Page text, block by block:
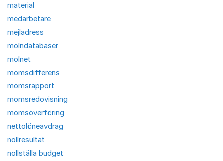
material
medarbetare
mejladress
molndatabaser
molnet
momsdifferens
momsrapport
momsredovisning
momsöverföring
nettolöneavdrag
nollresultat
nollställa budget